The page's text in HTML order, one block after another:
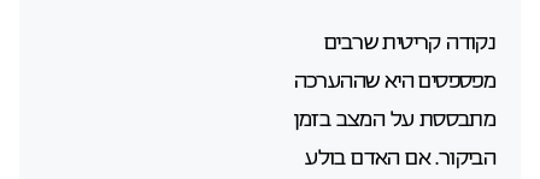
נקודה קריטית שרבים
מפספסים היא שההערכה
מתבססת על המצב בזמן
הביקור. אם האדם בולע